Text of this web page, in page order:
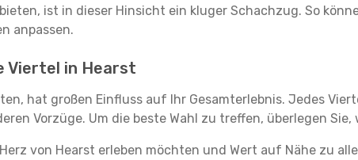
ist in dieser Hinsicht ein kluger Schachzug. So
anpassen.
Viertel in Hearst
hat großen Einfluss auf Ihr Gesamterlebnis. Jedes
Vorzüge. Um die beste Wahl zu treffen, überlegen
von Hearst erleben möchten und Wert auf Nähe zu